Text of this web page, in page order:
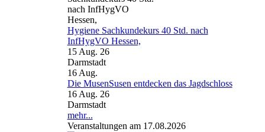
Hygiene Sachkundekurs 40 Std. nach
InfHygVO Hessen,
15 Aug. 26
Darmstadt
16 Aug.
Die MusenSusen entdecken das Jagdschloss
16 Aug. 26
Darmstadt
mehr...
Veranstaltungen am 17.08.2026